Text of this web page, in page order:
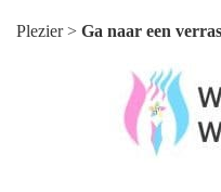
Plezier> Ga naar een